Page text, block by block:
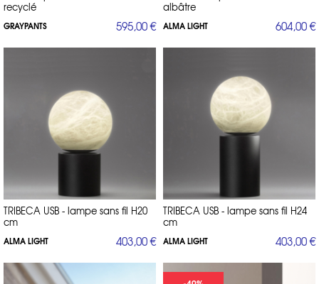
recyclé
GRAYPANTS 595,00 €
albâtre
ALMA LIGHT 604,00 €
TRIBECA USB - lampe sans fil H20
cm
ALMA LIGHT 403,00 €
TRIBECA USB - lampe sans fil H24
cm
ALMA LIGHT 403,00 €